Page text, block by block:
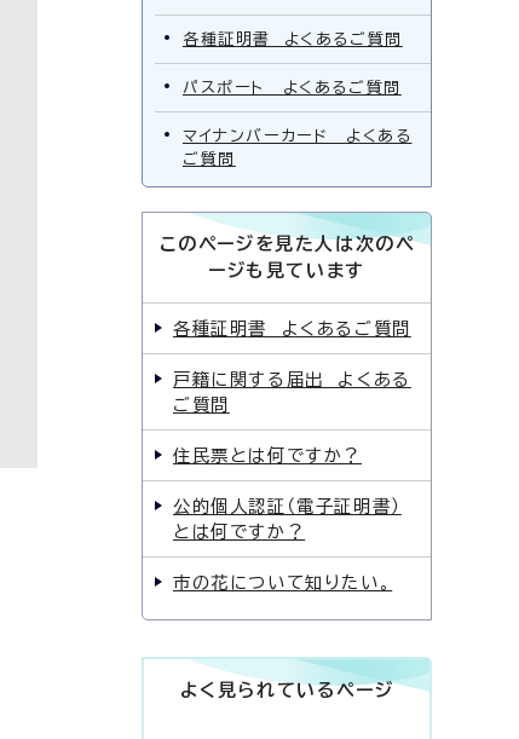
各種証明書 よくあるご質問
パスポート よくあるご質問
マイナンバーカード よくある
ご質問
このページを見た人は次のペ
ージも見ています
各種証明書 よくあるご質問
戸籍に関する届出 よくある
ご質問
住民票とは何ですか？
公的個人認証（電子証明書）
とは何ですか？
市の花について知りたい。
よく見られているページ